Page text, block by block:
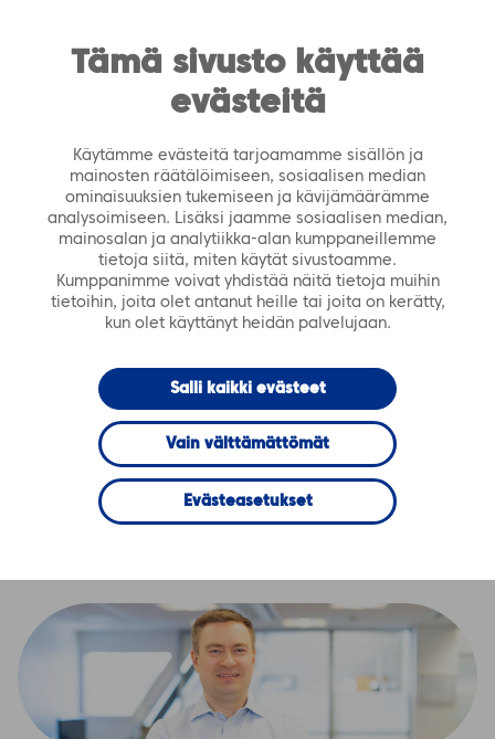
Tämä sivusto käyttää
evästeitä
Käytämme evästeitä tarjoamamme sisällön ja
mainosten räätälöimiseen, sosiaalisen median
ominaisuuksien tukemiseen ja kävijämäärämme
analysoimiseen. Lisäksi jaamme sosiaalisen median,
mainosalan ja analytiikka-alan kumppaneillemme
tietoja siitä, miten käytät sivustoamme.
Kumppanimme voivat yhdistää näitä tietoja muihin
tietoihin, joita olet antanut heille tai joita on kerätty,
kun olet käyttänyt heidän palvelujaan.
Salli kaikki evästeet
Vain välttämättömät
Evästeasetukset
https://tiera.fi/name FI SV
tukee ja auttaa toimialoja uudistumisessa
9.2.2021
Hämeenlinnassa
ICT tukee ja
auttaa
toimialoja
uudistumisessa